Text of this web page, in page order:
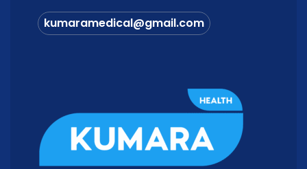
kumaramedical@gmail.com